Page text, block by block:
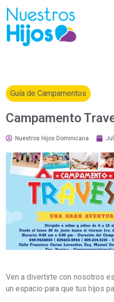
Guía de Campamentos
Campamento
Nuestros Hijos Dominicana
Ven a divertirte con nosotros
un espacio para que tus hijos